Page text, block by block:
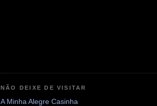
NÃO DEIXE DE VISITAR
A Minha Alegre Casinha